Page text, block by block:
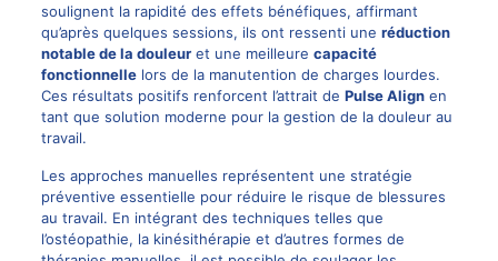
soulignent la rapidité des effets bénéfiques, affirmant
qu’après quelques sessions, ils ont ressenti une réduction
notable de la douleuret une meilleure capacité
fonctionnellelors de la manutention de charges lourdes.
Ces résultats positifs renforcent l’attrait de Pulse Alignen
tant que solution moderne pour la gestion de la douleur au
travail.
Les approches manuelles représentent une stratégie
préventive essentielle pour réduire le risque de blessures
au travail. En intégrant des techniques telles que
l’ostéopathie, la kinésithérapie et d’autres formes de